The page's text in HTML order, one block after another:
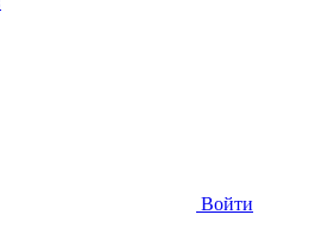
Войти